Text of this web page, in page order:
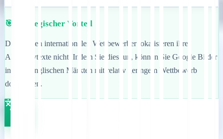
🎯 Strategischer Vorteil
Die meisten internationalen Wettbewerber lokalisieren ihre
Alternativtexte nicht. Indem Sie dies tun, können Sie Google Bilder
in nicht-englischen Märkten mit relativ geringem Wettbewerb
dominieren.